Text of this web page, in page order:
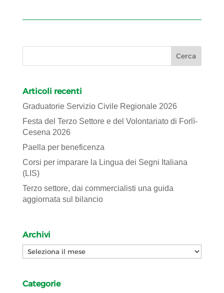
Articoli recenti
Graduatorie Servizio Civile Regionale 2026
Festa del Terzo Settore e del Volontariato di Forlì-
Cesena 2026
Paella per beneficenza
Corsi per imparare la Lingua dei Segni Italiana
(LIS)
Terzo settore, dai commercialisti una guida
aggiornata sul bilancio
Archivi
Archivi
Categorie